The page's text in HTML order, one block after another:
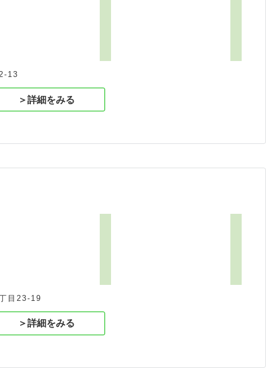
13
＞詳細をみる
目23-19
＞詳細をみる